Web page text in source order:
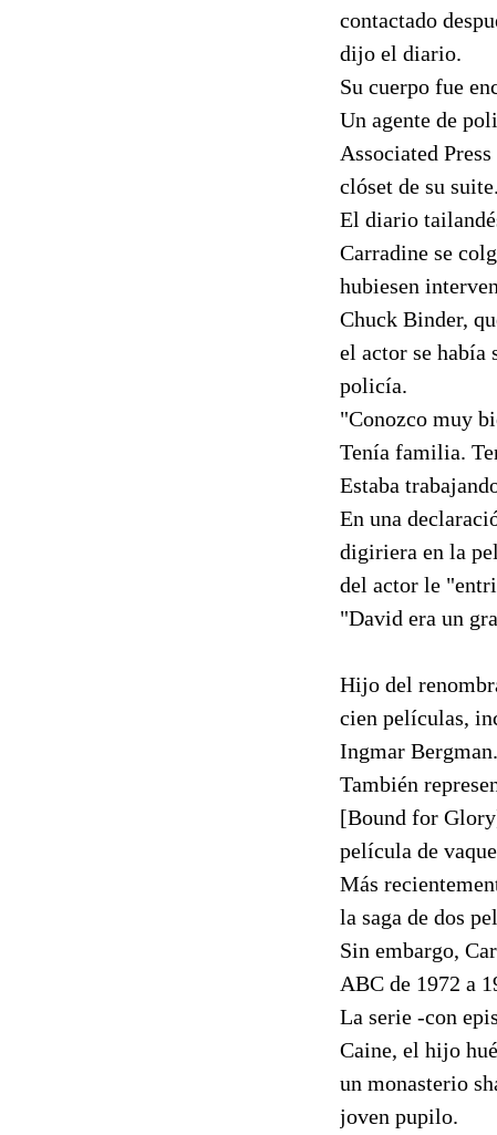
contactado
dijo el diario.
Su cuerpo fue
Un agente de
Associated
clóset de su suite.
El diario
Carradine se
hubiesen
Chuck Binder,
el actor se había
policía.
"Conozco muy
Tenía familia.
Estaba
En una
digiriera en la
del actor le
"David era un
Hijo del
cien películas,
Ingmar Bergman.
También
[Bound for
película de
Más
la saga de dos
Sin embargo,
ABC de 1972 a
La serie -con
Caine, el hijo
un monasterio
joven pupilo.